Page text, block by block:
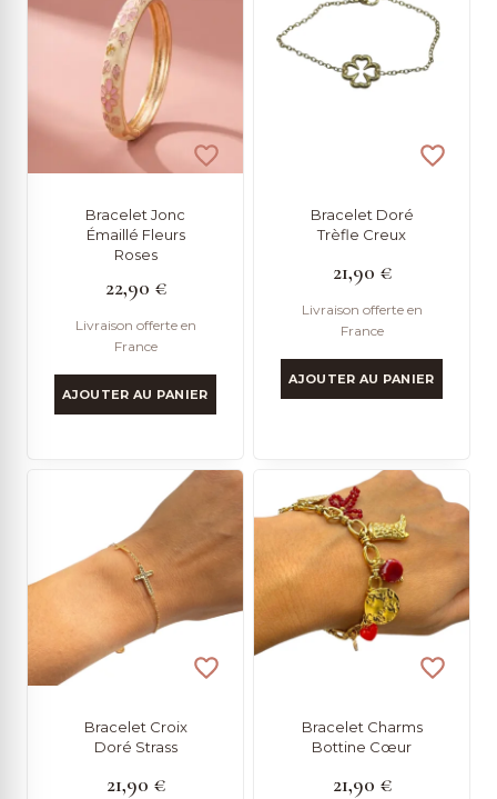
Bracelet Jonc
Émaillé Fleurs
Roses
22,90 €
Livraison offerte en
France
AJOUTER AU PANIER
Bracelet Doré
Trèfle Creux
21,90 €
Livraison offerte en
France
AJOUTER AU PANIER
Bracelet Croix
Doré Strass
21,90 €
Bracelet Charms
Bottine Cœur
21,90 €